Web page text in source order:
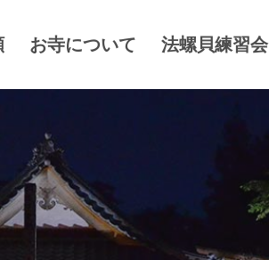
お寺について 法螺貝練習会